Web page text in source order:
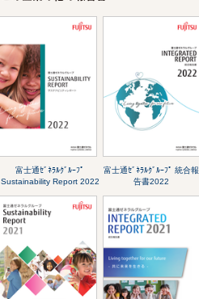
富士通ｾﾞﾈﾗﾙｸﾞﾙｰﾌﾟ
Sustainability Report 2022
富士通ｾﾞﾈﾗﾙｸﾞﾙｰﾌﾟ 統合報
告書2022